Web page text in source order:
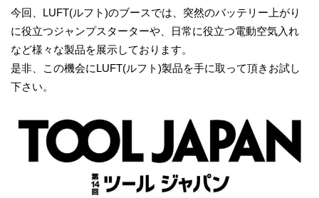
今回、LUFT(ルフト)のブースでは、突然のバッテリー上がり
に役立つジャンプスターターや、日常に役立つ電動空気入れ
など様々な製品を展示しております。
是非、この機会にLUFT(ルフト)製品を手に取って頂きお試し
下さい。